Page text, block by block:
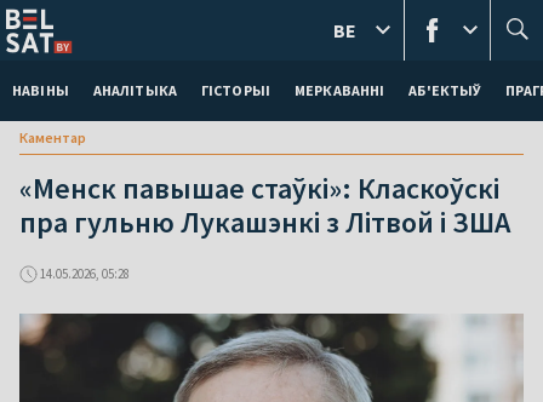
НАВІНЫ АНАЛІТЫКА ГІСТОРЫІ МЕРКАВАННI АБ'ЕКТЫЎ
BE
Каментар
«Менск павышае стаўкі»: Класкоўскі
пра гульню Лукашэнкі з Літвой і ЗША
14.05.2026, 05:28